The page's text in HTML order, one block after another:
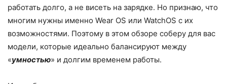
работать долго, а не висеть на зарядке. Но признаю, что
многим нужны именно Wear OS или WatchOS с их
возможностями. Поэтому в этом обзоре соберу для вас
модели, которые идеально балансируют между
«умностью» и долгим временем работы.